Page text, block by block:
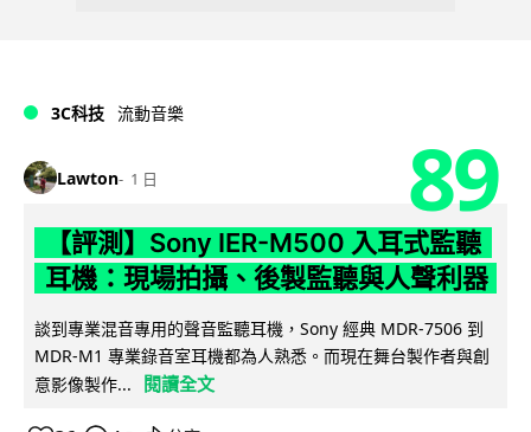
3C科技 流動音樂
Lawton 1 日 89
【評測】Sony IER-M500 入耳式監聽
耳機：現場拍攝、後製監聽與人聲利器
談到專業混音專用的聲音監聽耳機，Sony 經典 MDR-7506 到
MDR-M1 專業錄音室耳機都為人熟悉。而現在舞台製作者與創
意影像製作...
閱讀全文